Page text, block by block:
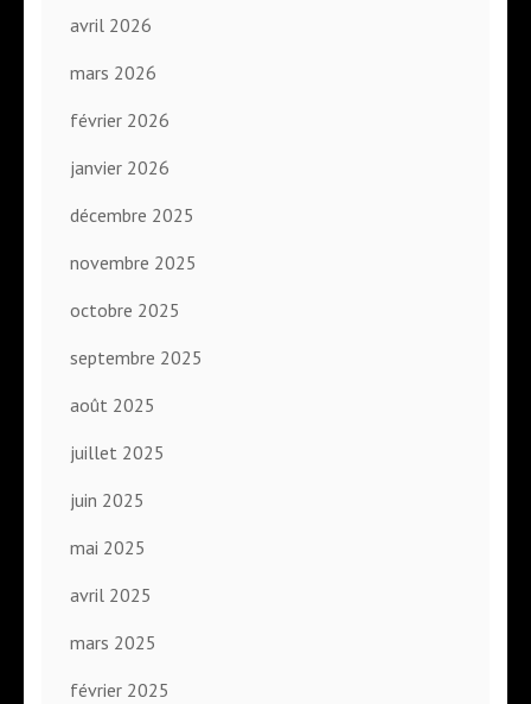
avril 2026
mars 2026
février 2026
janvier 2026
décembre 2025
novembre 2025
octobre 2025
septembre 2025
août 2025
juillet 2025
juin 2025
mai 2025
avril 2025
mars 2025
février 2025